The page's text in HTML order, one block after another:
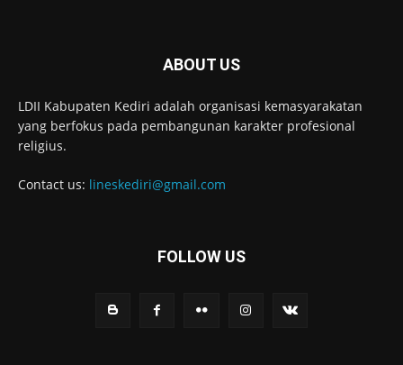
ABOUT US
LDII Kabupaten Kediri adalah organisasi kemasyarakatan
yang berfokus pada pembangunan karakter profesional
religius.
Contact us: lineskediri@gmail.com
FOLLOW US